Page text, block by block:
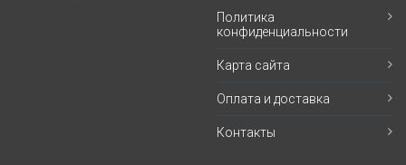
Политика
конфиденциальности
Карта сайта
Оплата и доставка
Контакты